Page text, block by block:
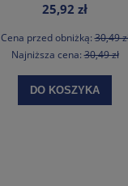
25,92 zł
Cena przed obniżką:30,49
Najniższa cena:30,49 zł
DO KOSZYKA